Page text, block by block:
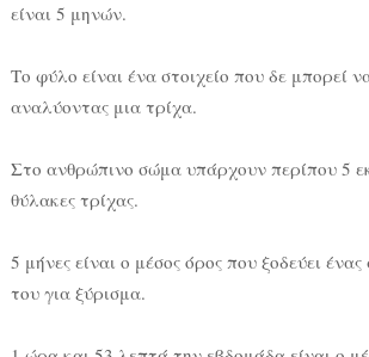
είναι 5 μηνών.
Το φύλο είναι ένα στοιχείο που δε μπορεί
αναλύοντας μια τρίχα.
Στο ανθρώπινο σώμα υπάρχουν περίπου 5
θύλακες τρίχας.
5 μήνες είναι ο μέσος όρος που ξοδεύει
του για ξύρισμα.